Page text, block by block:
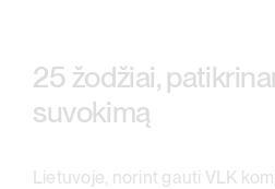
25 žodžiai,
suvokimą
Lietuvoje, norint gauti VLK